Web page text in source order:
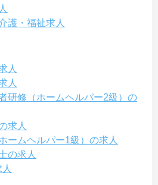
護・福祉求人
人
人
研修（ホームヘルパー2級）の
求人
ームヘルパー1級）の求人
の求人